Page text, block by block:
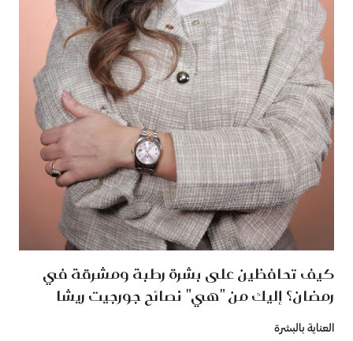
كيف تحافظين على بشرة رطبة ومشرقة في
رمضان؟ إليك من "هي" نصائح جورجيت ريشا
العناية بالبشرة